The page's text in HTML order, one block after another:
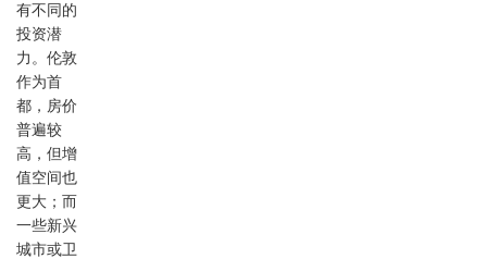
有不同的
投资潜
力。伦敦
作为首
都，房价
普遍较
高，但增
值空间也
更大；而
一些新兴
城市或卫